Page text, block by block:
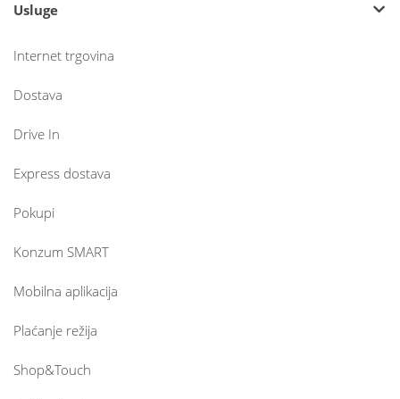
Usluge
Internet trgovina
Dostava
Drive In
Express dostava
Pokupi
Konzum SMART
Mobilna aplikacija
Plaćanje režija
Shop&Touch